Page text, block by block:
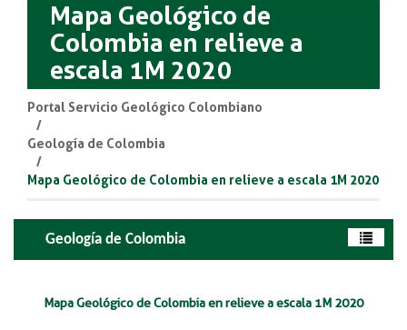
Mapa Geológico de
Colombia en relieve a
escala 1M 2020
Portal Servicio Geológico Colombiano
Geología de Colombia
Mapa Geológico de Colombia en relieve a escala 1M 2020
Geología de Colombia
​Mapa Geológico de Colombia en relieve a escala 1M 2020​